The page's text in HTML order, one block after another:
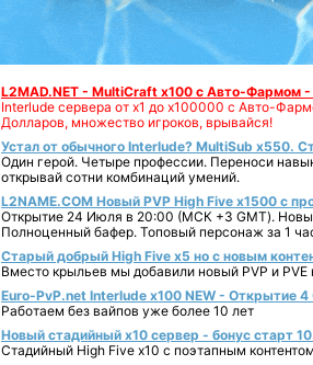
L2MAD.NET - MultiCraft x100 с Авто-Фармом
Interlude сервера от х1 до х100000 с Авто-
Долларов, множество игроков, врывайся!
Устал от обычного Interlude? MultiSub x550.
Один герой. Четыре профессии. Переноси
открывай сотни комбинаций умений.
L2NAME.COM Новый PVP High Five x1500 с
Открытие 24 Июля в 20:00 (МСК +3 GMT).
Полноценный бафер. Топовый персонаж за 1
Старый добрый High Five x5 но с новым
Вместо крыльев мы добавили новый PVP и PVE
Euro-PvP.net Interlude х100 NEW - Открытие 4
Работаем без вайпов уже более 10 лет
Новый стадийный х10 сервер - бонус старт
Стадийный High Five x10 с поэтапным